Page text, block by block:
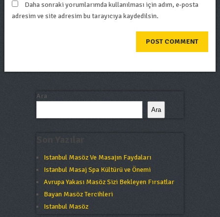
Daha sonraki yorumlarımda kullanılması için adım, e-posta
adresim ve site adresim bu tarayıcıya kaydedilsin.
Ara
Ara
Istanbul Masöz Ve Masajın Faydaları
Istanbul Masaj Spa Kültürü ve Önemi
Avrupa Yakası Masöz Sizi Bekleyen Fırsatlar
Bayan Masöz Tercihleri
Istanbul Masöz